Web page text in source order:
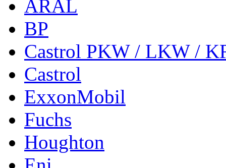
ARAL
BP
Castrol PKW / LKW /
Castrol
ExxonMobil
Fuchs
Houghton